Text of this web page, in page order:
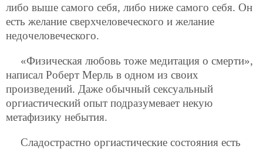
либо выше самого себя, либо ниже самого себя. Он
есть желание сверхчеловеческого и желание
недочеловеческого.
«Физическая любовь тоже медитация о смерти»,
написал Роберт Мерль в одном из своих
произведений. Даже обычный сексуальный
оргиастический опыт подразумевает некую
метафизику небытия.
Сладострастно оргиастические состояния есть